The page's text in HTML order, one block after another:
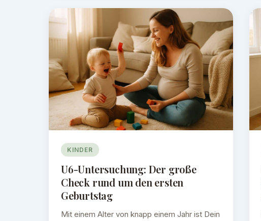
KINDER
U6-Untersuchung: Der große
Check rund um den ersten
Geburtstag
Mit einem Alter von knapp einem Jahr ist Dein